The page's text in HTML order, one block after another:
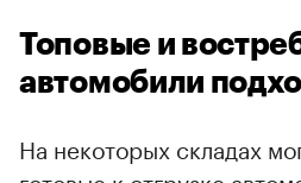
Топовые и
автомобили
На некоторых складах